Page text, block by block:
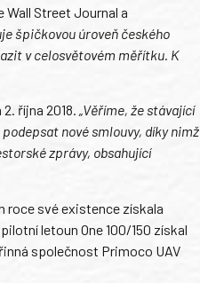
Street Journal a
špičkovou úroveň českého
v celosvětovém měřítku. K
října 2018. „Věříme, že stávající
nové smlouvy, díky nimž
zprávy, obsahující
roce své existence získala
letoun One 100/150 získal
společnost Primoco UAV